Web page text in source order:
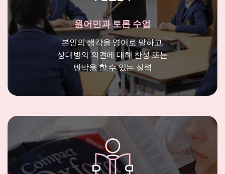
원어민과 토론 수업
본인의 생각을 영어로 말하고,
상대방의 의견에 대해 찬성 또는
반박을 할 수 있는 실력